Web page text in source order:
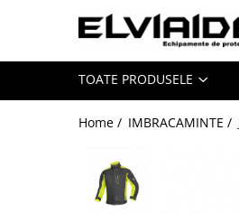
Toate Produsele
IMBRACAMINTE
IMBRACAMINTE DE LUCRU
IMBRACAMINTE DE IARNA
IMBRACAMINTE IMPERMEABILA
TOATE PRODUSELE
Home / IMBRACAMINTE /